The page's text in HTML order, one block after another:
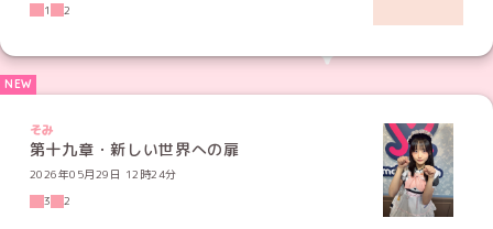
1
2
そみ
第十九章・新しい世界への扉
2026年05月29日 12時24分
3
2